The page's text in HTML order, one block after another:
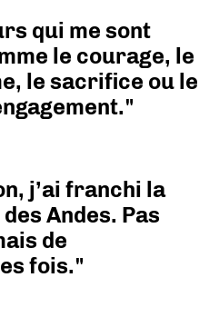
qui me sont
le courage, le
le sacrifice ou le
j’ai franchi la
Andes. Pas
de
fois."